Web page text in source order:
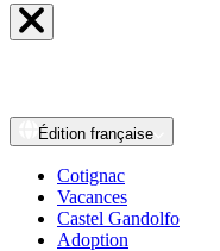
Édition française
Cotignac
Vacances
Castel Gandolfo
Adoption